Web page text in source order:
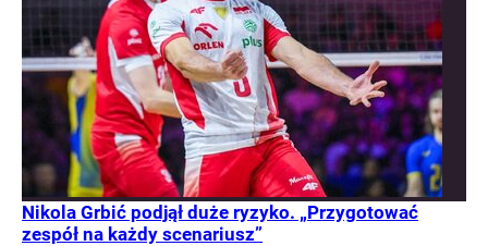
Nikola Grbić podjął duże ryzyko. „Przygotować
zespół na każdy scenariusz”